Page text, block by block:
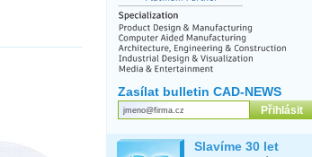
Zasílat bulletin CAD-NEWS
Slavíme 30 let